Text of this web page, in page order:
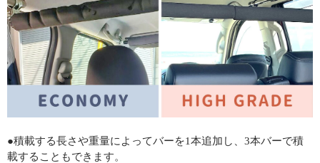
●積載する長さや重量によってバーを1本追加し、3本バーで積
載することもできます。